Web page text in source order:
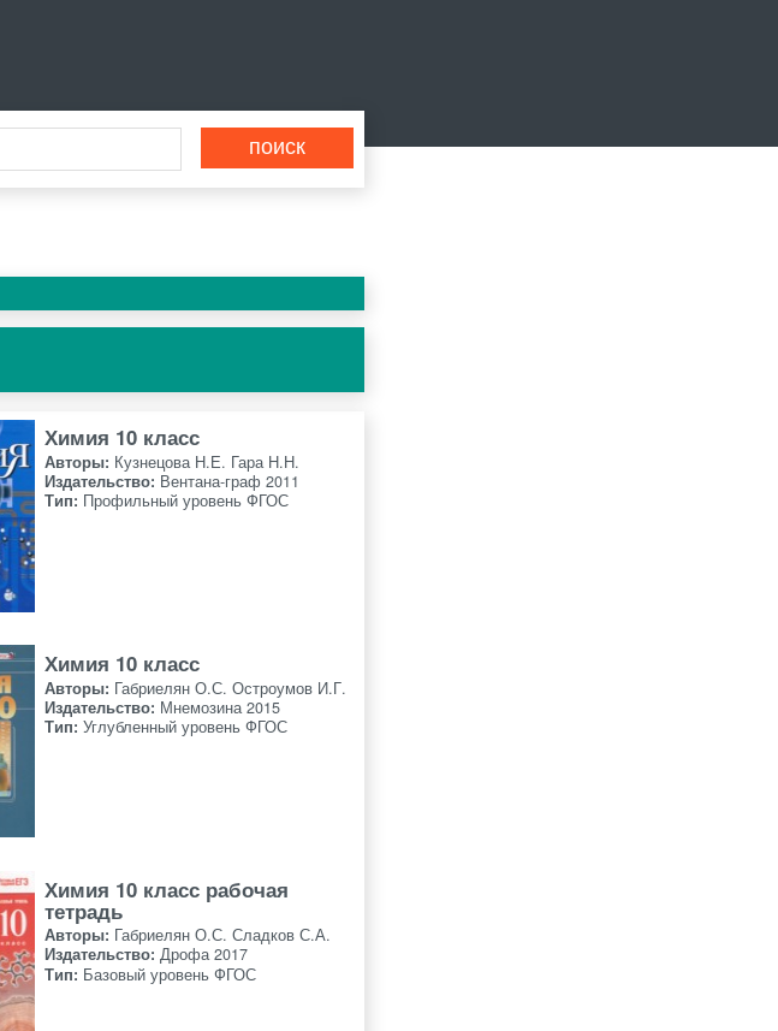
Химия 10 класс
Авторы: Кузнецова Н.Е. Гара Н.Н.
Издательство: Вентана-граф 2011
Тип: Профильный уровень ФГОС
Химия 10 класс
Авторы: Габриелян О.С. Остроумов И.Г.
Издательство: Мнемозина 2015
Тип:Углубленный уровень ФГОС
Химия 10 класс рабочая
тетрадь
Авторы: Габриелян О.С. Сладков С.А.
Издательство:Дрофа 2017
Тип: Базовый уровень ФГОС